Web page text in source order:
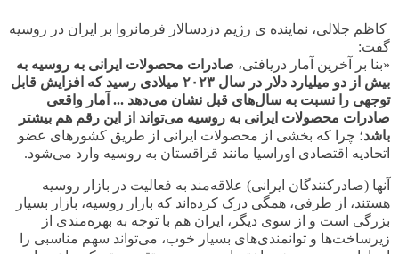
کاظم جلالی، نماینده ی رژیم دزدسالار فرمانروا بر ایران در روسیه
گفت:‌
«بنا بر آخرین آمار دریافتی، صادرات محصولات ایرانی به روسیه به
بیش از دو میلیارد دلار در سال ۲۰۲۳ میلادی رسید که افزایش قابل
توجهی را نسبت به سال‌های قبل نشان می‌دهد ... آمار واقعی
صادرات محصولات ایرانی به روسیه می‌تواند از این رقم هم بیشتر
باشد؛ چرا که بخشی از محصولات ایرانی از طریق کشورهای عضو
اتحادیه اقتصادی اوراسیا مانند قزاقستان به روسیه وارد می‌شود.
آنها (صادرکنندگان ایرانی) علاقه‌مند به فعالیت در بازار روسیه
هستند، از طرفی، همگی درک کرده‌اند که بازار روسیه،‌ بازار بسیار
بزرگی است و از سوی دیگر،‌ ایران هم با توجه به بهره‌مندی از
زیرساخت‌ها و توانمندی‌های بسیار خوب، می‌تواند سهم مناسبی را